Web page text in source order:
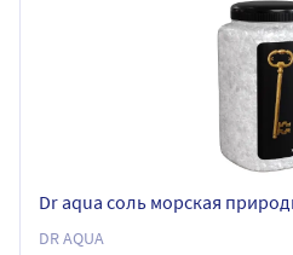
Dr aqua соль морская
DR AQUA